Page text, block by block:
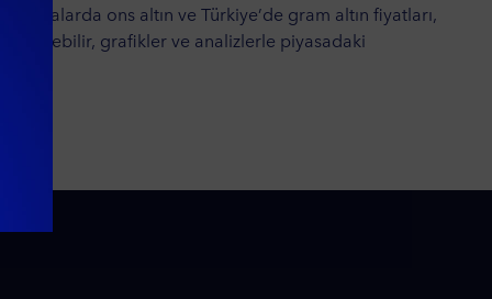
ons altın ve Türkiye’de gram altın fiyatları,
edebilir, grafikler ve analizlerle piyasadaki